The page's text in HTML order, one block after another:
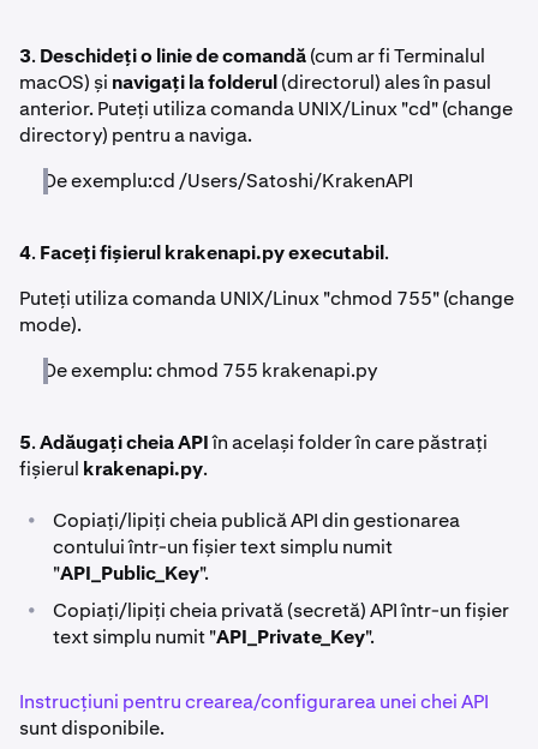
3. Deschideți o linie de comandă(cum ar fi Terminalul
macOS) și navigați la folderul(directorul) ales în pasul
anterior. Puteți utiliza comanda UNIX/Linux "cd" (change
directory) pentru a naviga.
De exemplu:cd /Users/Satoshi/KrakenAPI
4. Faceți fișierul krakenapi.py executabil.
Puteți utiliza comanda UNIX/Linux "chmod 755" (change
mode).
De exemplu: chmod 755 krakenapi.py
5.Adăugați cheia APIîn același folder în care păstrați
fișierul krakenapi.py.
•
Copiați/lipiți cheia publică API din gestionarea
contului într-un fișier text simplu numit
"API_Public_Key".
•
Copiați/lipiți cheia privată (secretă) API într-un fișier
text simplu numit "API_Private_Key".
Instrucțiuni pentru crearea/configurarea unei chei API
sunt disponibile.